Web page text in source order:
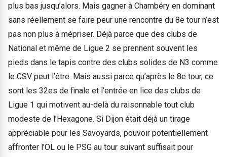
plus bas jusqu’alors. Mais gagner à Chambéry en dominant
sans réellement se faire peur une rencontre du 8e tour n’est
pas non plus à mépriser. Déjà parce que des clubs de
National et même de Ligue 2 se prennent souvent les
pieds dans le tapis contre des clubs solides de N3 comme
le CSV peut l’être. Mais aussi parce qu’après le 8e tour, ce
sont les 32es de finale et l’entrée en lice des clubs de
Ligue 1 qui motivent au-delà du raisonnable tout club
modeste de l’Hexagone. Si Dijon était déjà un tirage
appréciable pour les Savoyards, pouvoir potentiellement
affronter l’OL ou le PSG au tour suivant suffisait pour